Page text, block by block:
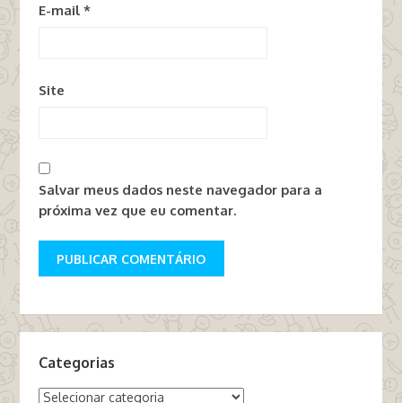
E-mail *
Site
Salvar meus dados neste navegador para a
próxima vez que eu comentar.
Categorias
Categorias